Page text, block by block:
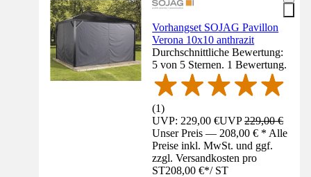
Vorhangset SOJAG Pavillon
Verona 10x10 anthrazit
Durchschnittliche Bewertung:
5 von 5 Sternen. 1 Bewertung.
(1)
UVP: 229,00 €UVP229,00 €
Unser Preis — 208,00 € * Alle
Preise inkl. MwSt. und ggf.
zzgl. Versandkosten pro
ST208,00 €*/ ST